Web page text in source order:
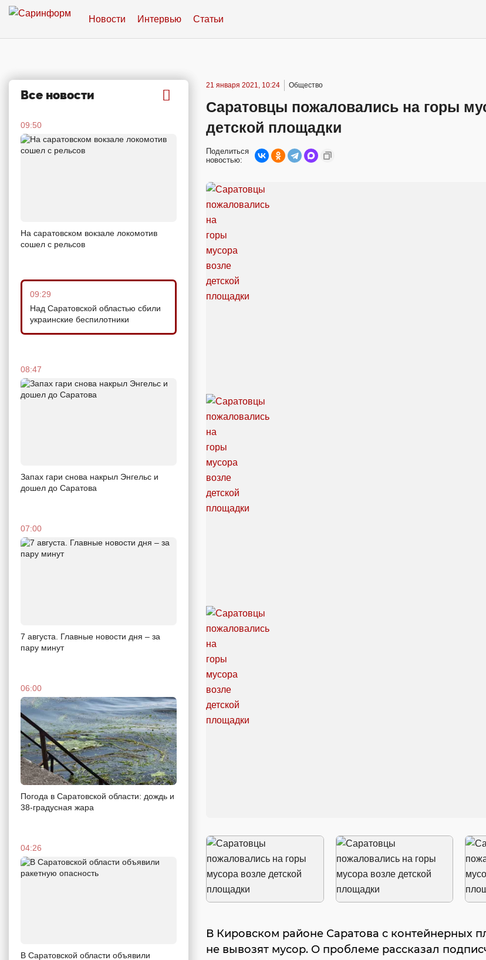
Новости Интервью Статьи
Все новости
09:50
На саратовском вокзале локомотив
сошел с рельсов
09:29
Над Саратовской областью сбили
украинские беспилотники
08:47
Запах гари снова накрыл Энгельс и
дошел до Саратова
07:00
7 августа. Главные новости дня – за
пару минут
06:00
Погода в Саратовской области: дождь и
38-градусная жара
04:26
В Саратовской области объявили
21 января 2021, 10:24 Общество
Саратовцы пожаловались на горы
детской площадки
Поделиться
новостью:
В Кировском районе Саратова с контейнерных
не вывозят мусор. О проблеме рассказал